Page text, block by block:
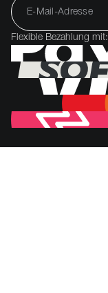
Flexible Bezahlung mit: